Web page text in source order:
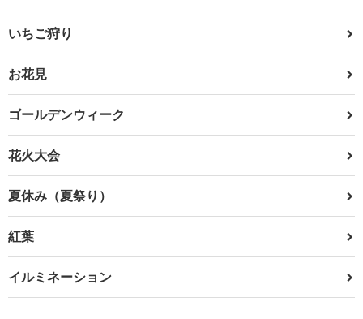
いちご狩り
お花見
ゴールデンウィーク
花火大会
夏休み（夏祭り）
紅葉
イルミネーション